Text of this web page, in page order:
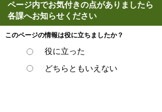
ページ内でお気付きの点がありましたら
各課へお知らせください
このページの情報は役に立ちましたか？
役に立った
どちらともいえない